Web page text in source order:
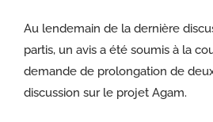
Au lendemain de la dernière
partis, un avis a été soumis à la
demande de prolongation de
discussion sur le projet Agam.